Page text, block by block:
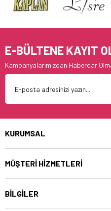
E-BÜLTENE KAYIT
Kampanyalarımızdan Haberdar
KURUMSAL
MÜŞTERİ HİZMETLERİ
BİLGİLER